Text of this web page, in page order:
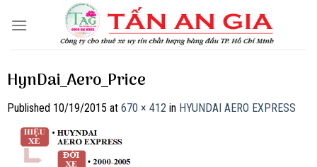
HynDai_Aero_Price
Published 10/19/2015 at 670 × 412 in HYUNDAI AERO EXPRESS